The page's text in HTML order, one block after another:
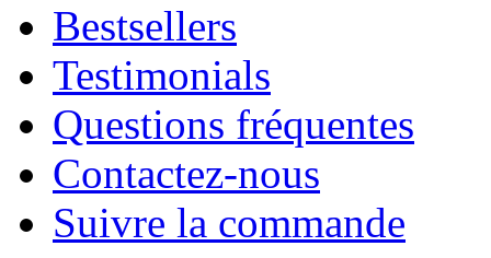
Bestsellers
Testimonials
Questions fréquentes
Contactez-nous
Suivre la commande